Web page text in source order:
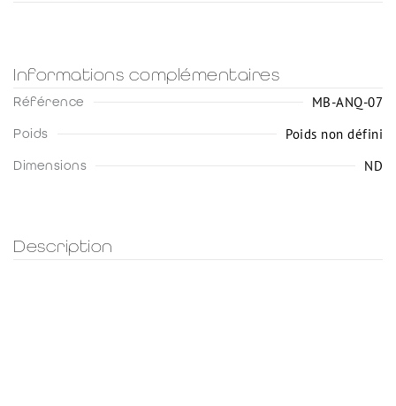
Informations complémentaires
Référence MB-ANQ-07
Poids Poids non défini
Dimensions ND
Description